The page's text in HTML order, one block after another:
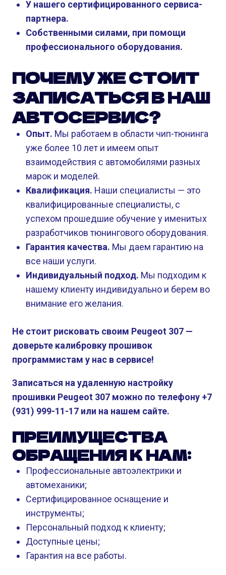
У нашего сертифицированного сервиса-
партнера.
Собственными силами, при помощи
профессионального оборудования.
ПОЧЕМУ ЖЕ СТОИТ
ЗАПИСАТЬСЯ В НАШ
АВТОСЕРВИС?
Опыт. Мы работаем в области чип-тюнинга
уже более 10 лет и имеем опыт
взаимодействия с автомобилями разных
марок и моделей.
Квалификация. Наши специалисты — это
квалифицированные специалисты, с
успехом прошедшие обучение у именитых
разработчиков тюнингового оборудования.
Гарантия качества. Мы даем гарантию на
все наши услуги.
Индивидуальный подход. Мы подходим к
нашему клиенту индивидуально и берем во
внимание его желания.
Не стоит рисковать своим Peugeot 307 —
доверьте калибровку прошивок
программистам у нас в сервисе!
Записаться на удаленную настройку
прошивки Peugeot 307 можно по телефону +7
(931) 999-11-17 или на нашем сайте.
ПРЕИМУЩЕСТВА
ОБРАЩЕНИЯ К НАМ:
Профессиональные автоэлектрики и
автомеханики;
Сертифицированное оснащение и
инструменты;
Персональный подход к клиенту;
Доступные цены;
Гарантия на все работы.